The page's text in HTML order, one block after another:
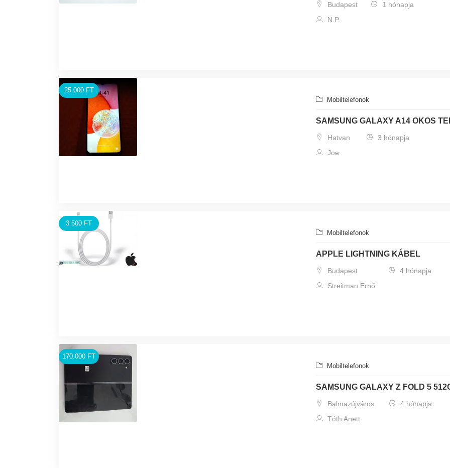
Budapest
1 hónapja
N.P.
25.000 FT
Mobiltelefonok
SAMSUNG GALAXY A14 OKOS
Hatvan
3 hónapja
Joe
3.500 FT
Mobiltelefonok
APPLE LIGHTNING KÁBEL
Budapest
4 hónapja
Streitman Ernő
170.000 FT
Mobiltelefonok
SAMSUNG GALAXY Z FOLD 5
Balmazújváros
4 hónapja
Tóth Anett